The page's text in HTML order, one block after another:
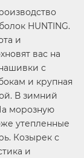
HUNTING.
и
вас на
с
и крупная
В зимний
морозную
утепленные
Козырек с
и